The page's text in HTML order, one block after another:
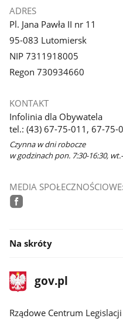
ADRES
Pl. Jana Pawła II nr 11
95-083 Lutomiersk
NIP 7311918005
Regon 730934660
KONTAKT
Infolinia dla Obywatela
tel.: (43) 67-75-011, 67-75-
Czynna w dni robocze
w godzinach pon. 7:30-16:30,
MEDIA SPOŁECZNOŚCIOWE:
Na skróty
stopka
gov.plStrona
gov.pl
Rządowe Centrum Legislacji